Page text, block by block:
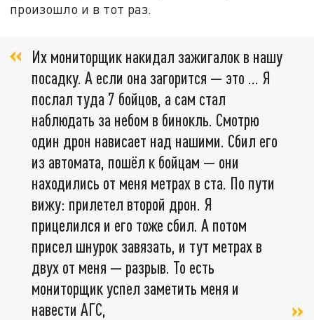
произошло и в тот раз.
Их мониторщик накидал зажигалок в нашу
посадку. А если она загорится — это ... Я
послал туда 7 бойцов, а сам стал
наблюдать за небом в бинокль. Смотрю
один дрон нависает над нашими. Сбил его
из автомата, пошёл к бойцам — они
находились от меня метрах в ста. По пути
вижу: прилетел второй дрон. Я
прицелился и его тоже сбил. А потом
присел шнурок завязать, и тут метрах в
двух от меня — разрыв. То есть
мониторщик успел заметить меня и
навести АГС,